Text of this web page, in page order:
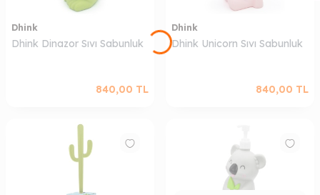
Dhink
Dhink Dinazor Sıvı Sabunluk
840,00 TL
Dhink
Dhink Unicorn Sıvı Sabunluk
840,00 TL